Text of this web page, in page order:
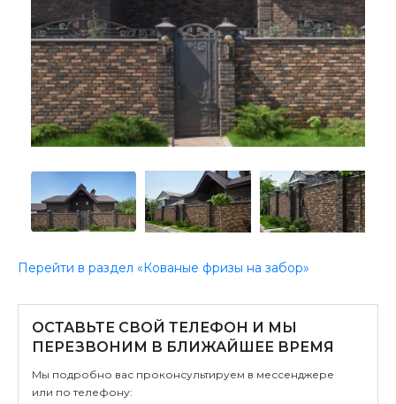
Перейти в раздел «Кованые фризы на забор»
ОСТАВЬТЕ СВОЙ ТЕЛЕФОН И МЫ
ПЕРЕЗВОНИМ В БЛИЖАЙШЕЕ ВРЕМЯ
Мы подробно вас проконсультируем в мессенджере
или по телефону: